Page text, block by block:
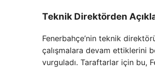
Teknik Direktörden
Fenerbahçe’nin teknik
çalışmalara devam ettiklerini
vurguladı. Taraftarlar için bu,